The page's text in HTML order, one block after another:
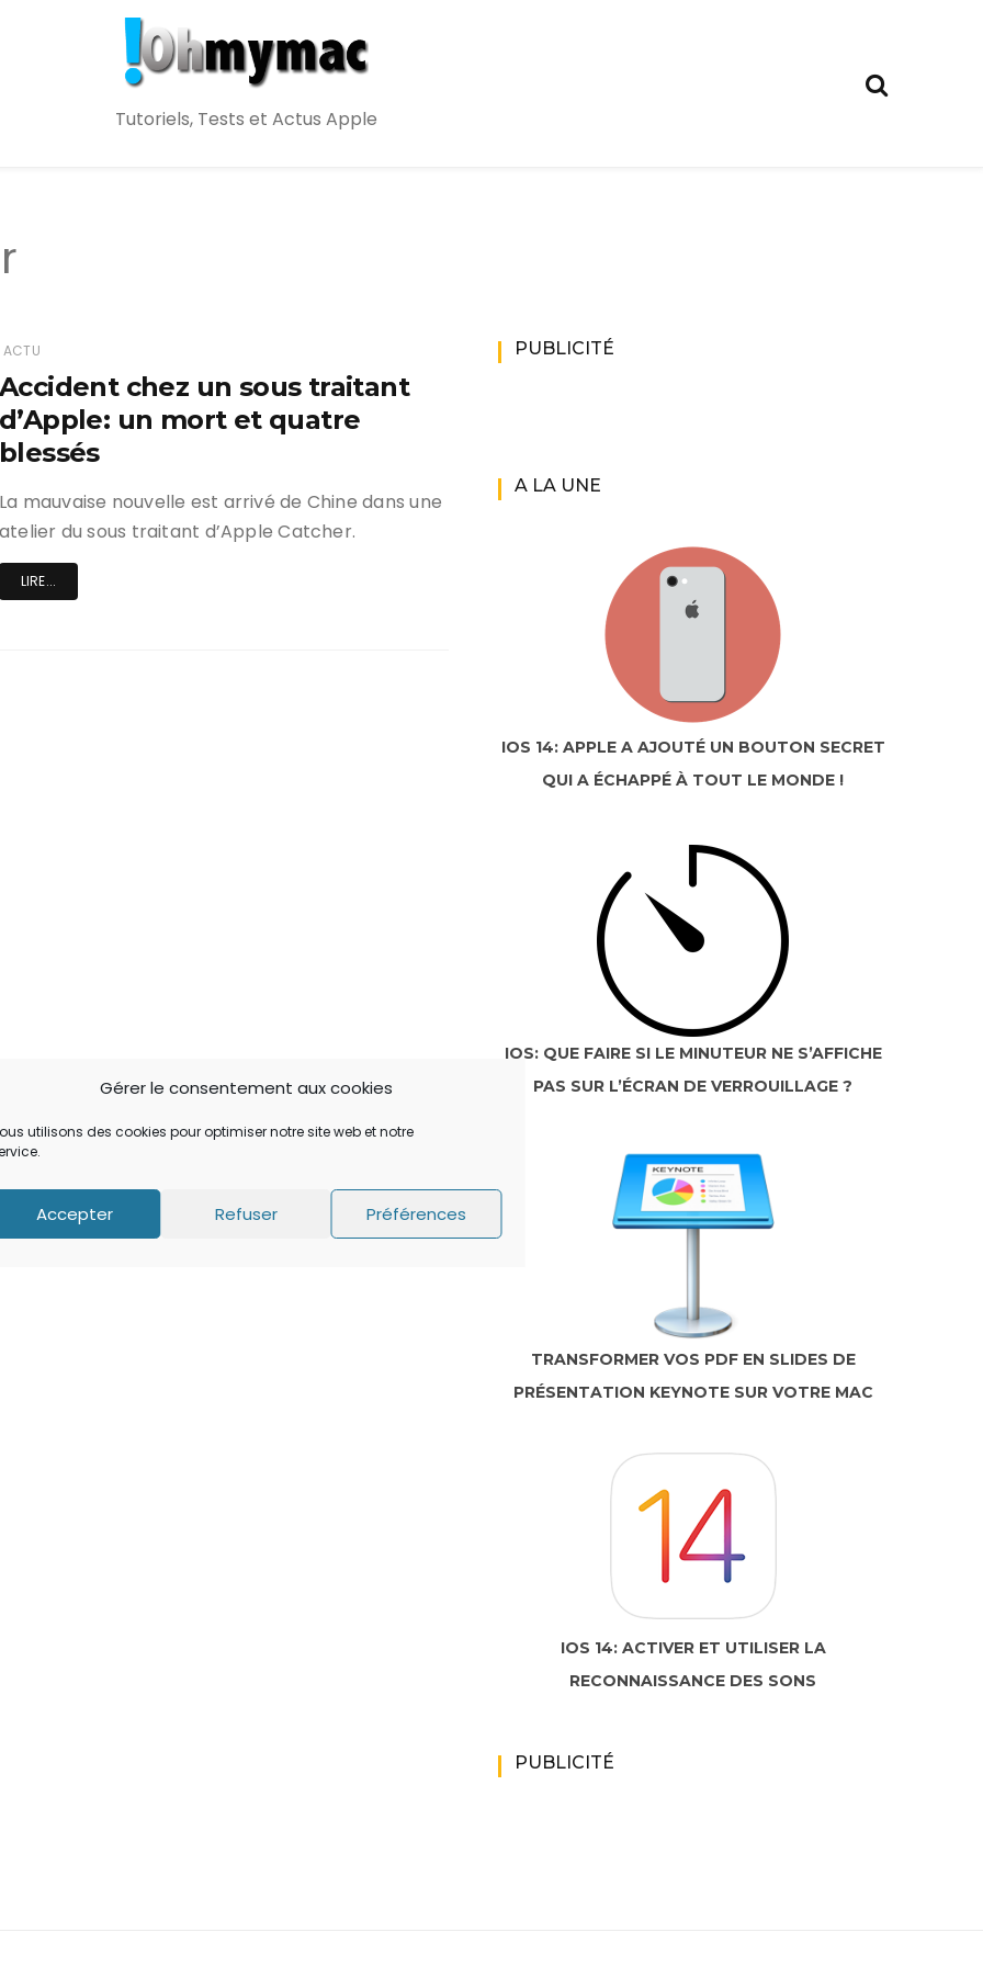
Gérer le consentement aux cookies
utilisons des cookies pour optimiser notre site web et notre
Accepter Refuser Préférences
Tutoriels, Tests et Actus Apple
ACTU
chez un sous traitant
un mort et quatre
mauvaise nouvelle est arrivé de Chine dans une
du sous traitant d’Apple Catcher.
LIRE...
PUBLICITÉ
A LA UNE
IOS 14: APPLE A AJOUTÉ UN BOUTON SECRET
QUI A ÉCHAPPÉ À TOUT LE MONDE !
IOS: QUE FAIRE SI LE MINUTEUR NE S’AFFICHE
PAS SUR L’ÉCRAN DE VERROUILLAGE ?
TRANSFORMER VOS PDF EN SLIDES DE
PRÉSENTATION KEYNOTE SUR VOTRE MAC
IOS 14: ACTIVER ET UTILISER LA
RECONNAISSANCE DES SONS
PUBLICITÉ